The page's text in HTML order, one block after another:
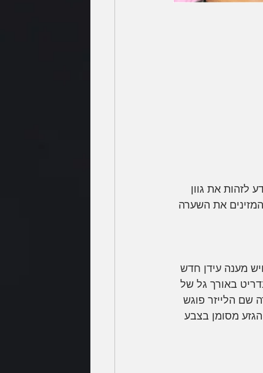
יודע לזהות את גוון
את השערה
מענה עידן חדש
באורך גל של
שם הלייזר פוגש
מסומן בצבע